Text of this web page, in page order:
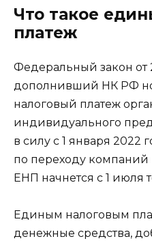
Что такое
платеж
Федеральный закон от
дополнивший НК РФ
налоговый платеж
индивидуального
в силу с 1 января 2022
по переходу компаний
ЕНП начнется с 1 июля
Единым налоговым
денежные средства,